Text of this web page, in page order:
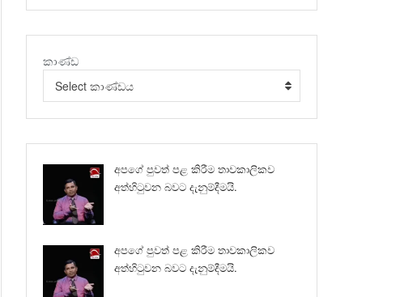
කාණ්ඩ
Select කාණ්ඩය
අපගේ පුවත් පළ කිරීම තාවකාලිකව
අත්හිටුවන බවට දැනුම්දීමයි.
අපගේ පුවත් පළ කිරීම තාවකාලිකව
අත්හිටුවන බවට දැනුම්දීමයි.